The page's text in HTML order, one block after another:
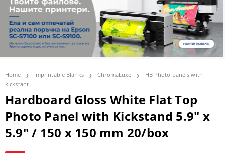
Home Imprintable Blanks ChromaLuxe
HB Photo panels with
kickstant
Hardboard Gloss White Flat Top
Photo Panel with Kickstand 5.9" x
5.9" / 150 x 150 mm 20/box